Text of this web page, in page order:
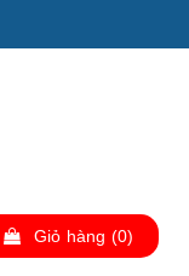
Giỏ hàng (0)